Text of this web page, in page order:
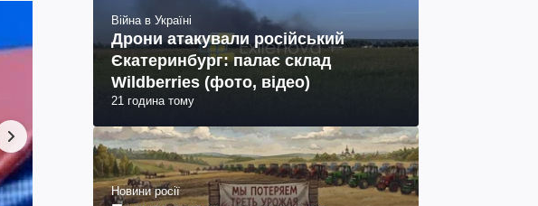
Війна в Україні
Дрони атакували російський
Єкатеринбург: палає склад
Wildberries (фото, відео)
21 година тому
Новини росії